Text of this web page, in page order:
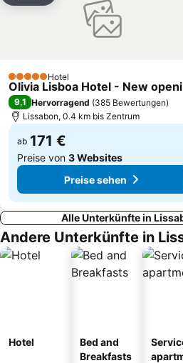
Jardim do Principe Real
Santa Apolónia Metro Station
Lissabon Zoo
de
5 Sterne Hotel
Olivia Lisboa Hotel - New
9,1 Hervorragend (385 Bewertungen)
Lissabon, 0.4 km bis Zentrum
ab 171 €
Preise von 3 Websites
Preise sehen
Alle Unterkünfte in
Andere Unterkünfte in
Hotel
Bed and
Breakfasts